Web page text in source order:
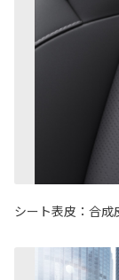
シート表皮：合成